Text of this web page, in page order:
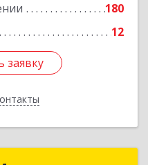
180
12
заявку
заявку